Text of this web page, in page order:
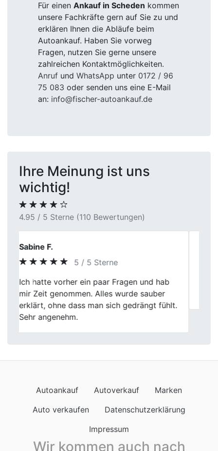
Für einen Ankauf in Scheden kommen
unsere Fachkräfte gern auf Sie zu und
erklären Ihnen die Abläufe beim
Autoankauf. Haben Sie vorweg
Fragen, nutzen Sie gerne unsere
zahlreichen Kontaktmöglichkeiten.
Anruf und WhatsApp unter 0172 / 96
75 083 oder senden uns eine E-Mail
an: info@fischer-autoankauf.de
Ihre Meinung ist uns
wichtig!
4.95 / 5 Sterne (110 Bewertungen)
Heinrich Alfons
5 / 5 Sterne
Wir sind zufrieden, Wort gehalten,
zuverlässig.
Auto verkaufen
Datenschutzerklärung
Impressum
Wir kommen auch nach
Autoankauf in Baden-Württemberg